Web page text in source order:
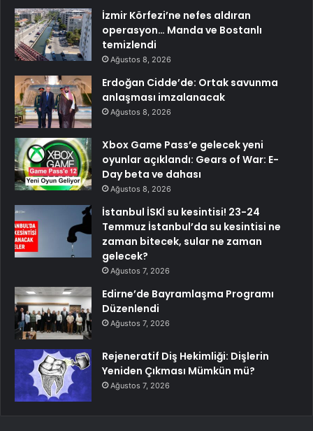
İzmir Körfezi’ne nefes aldıran
operasyon… Manda ve Bostanlı
temizlendi
Ağustos 8, 2026
Erdoğan Cidde’de: Ortak savunma
anlaşması imzalanacak
Ağustos 8, 2026
Xbox Game Pass’e gelecek yeni
oyunlar açıklandı: Gears of War: E-
Day beta ve dahası
Ağustos 8, 2026
İstanbul İSKİ su kesintisi! 23-24
Temmuz İstanbul’da su kesintisi ne
zaman bitecek, sular ne zaman
gelecek?
Ağustos 7, 2026
Edirne’de Bayramlaşma Programı
Düzenlendi
Ağustos 7, 2026
Rejeneratif Diş Hekimliği: Dişlerin
Yeniden Çıkması Mümkün mü?
Ağustos 7, 2026